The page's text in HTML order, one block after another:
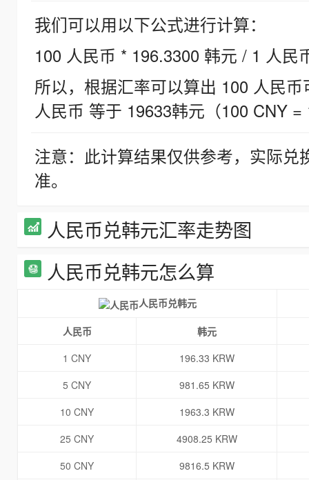
我们可以用以下公式进行计算：
100 人民币 * 196.3300 韩元 / 1 人民
所以，根据汇率可以算出 100 人民
人民币 等于 19633韩元（100 CNY =
注意：此计算结果仅供参考，实际
准。
人民币兑韩元汇率走势图
人民币兑韩元怎么算
人民币兑韩元
人民币
韩元
1 CNY
196.33 KRW
5 CNY
981.65 KRW
10 CNY
1963.3 KRW
25 CNY
4908.25 KRW
50 CNY
9816.5 KRW